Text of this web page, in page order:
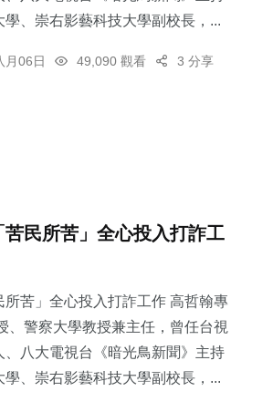
學、崇右影藝科技大學副校長，...
月06日 49,090 觀看 3 分享
民所苦」全心投入打詐工
苦」全心投入打詐工作 高哲翰專
、警察大學教授兼主任，曾任台視
、八大電視台《暗光鳥新聞》主持
學、崇右影藝科技大學副校長，...